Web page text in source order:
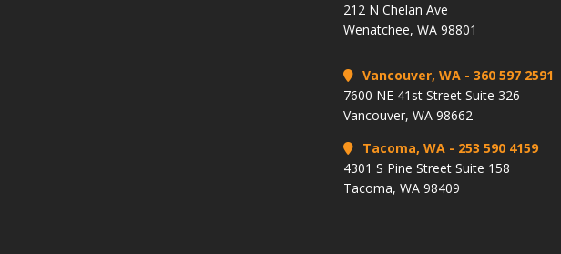
212 N Chelan Ave
Wenatchee, WA 98801
Vancouver, WA - 360 597 2591
7600 NE 41st Street Suite 326
Vancouver, WA 98662
Tacoma, WA - 253 590 4159
4301 S Pine Street Suite 158
Tacoma, WA 98409